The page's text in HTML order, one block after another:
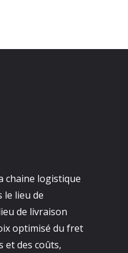
chaine logistique
le lieu de
de livraison
optimisé du fret
et des coûts,